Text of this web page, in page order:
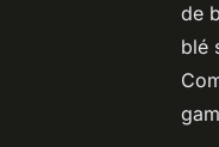
de
blé